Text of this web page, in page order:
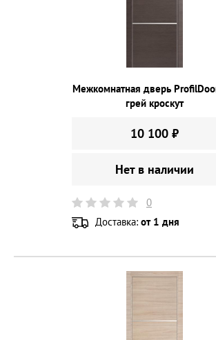
Межкомнатная дверь
грей кроскут
10 100 ₽
Нет в наличии
0
Доставка: от 1 дня